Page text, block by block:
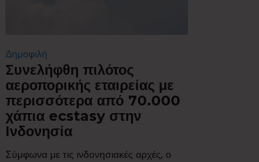
Δημοφιλή
Συνελήφθη πιλότος
αεροπορικής εταιρείας με
περισσότερα από 70.000
χάπια ecstasy στην
Ινδονησία
Σύμφωνα με τις ινδονησιακές αρχές, ο